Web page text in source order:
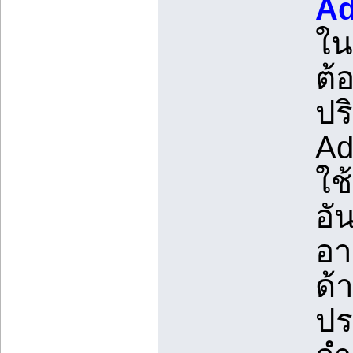
ใ
ต้
ป
ใ
อั
อ
ด้
ป